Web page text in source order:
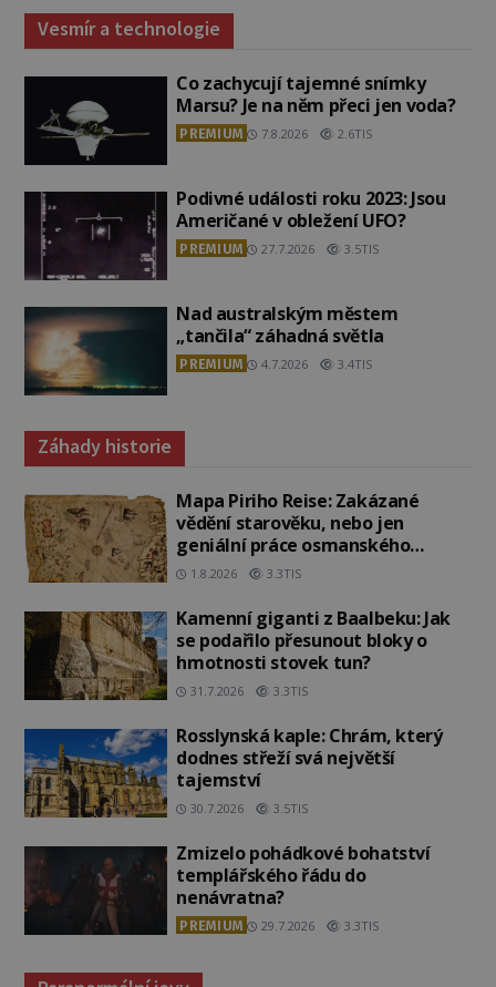
Vesmír a technologie
Co zachycují tajemné snímky
Marsu? Je na něm přeci jen voda?
PREMIUM 7.8.2026 2.6TIS
Podivné události roku 2023: Jsou
Američané v obležení UFO?
PREMIUM 27.7.2026 3.5TIS
Nad australským městem
„tančila“ záhadná světla
PREMIUM 4.7.2026 3.4TIS
Záhady historie
Mapa Piriho Reise: Zakázané
vědění starověku, nebo jen
geniální práce osmanského
admirála?
1.8.2026 3.3TIS
Kamenní giganti z Baalbeku: Jak
se podařilo přesunout bloky o
hmotnosti stovek tun?
31.7.2026 3.3TIS
Rosslynská kaple: Chrám, který
dodnes střeží svá největší
tajemství
30.7.2026 3.5TIS
Zmizelo pohádkové bohatství
templářského řádu do
nenávratna?
PREMIUM 29.7.2026 3.3TIS